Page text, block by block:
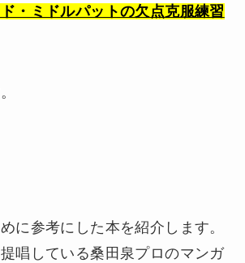
・ミドルパットの欠点克服練習
に参考にした本を紹介します。
唱している桑田泉プロのマンガ